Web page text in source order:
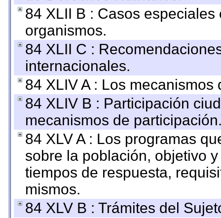
84 XLII B : Casos
organismos.
84 XLII C :
internacionales.
84 XLIV A : Los
84 XLIV B : Participación
mecanismos de
84 XLV A : Los programas
sobre la población, objetivo
tiempos de respuesta,
mismos.
84 XLV B : Trámites del